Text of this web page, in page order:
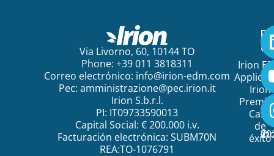
Via Livorno, 60, 10144 TO
Phone: +39 011 3818311
Correo electrónico: info@irion-edm.com
Pec: amministrazione@pec.irion.it
Irion S.b.r.l.
PI: IT09733590013
Capital Social: € 200.000 i.v.
Facturación electrónica: SUBM70N
REA:TO-1076791
Irion
Irion
Caso
de
éxito
©